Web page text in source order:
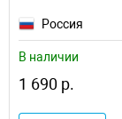
Россия
В наличии
1 690 р.